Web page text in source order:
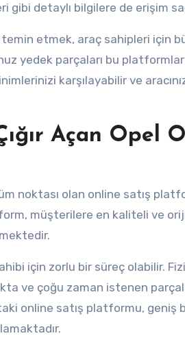
gibi detaylı bilgilere de erişim
etmek, araç sahipleri için
yedek parçaları bu platformlar
karşılayabilir ve
Açan Opel
noktası olan online satış
müşterilere en kaliteli ve
için zorlu bir süreç olabilir.
ve çoğu zaman istenen
online satış platformu, geniş